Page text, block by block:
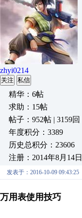
zhyi0214
关注 私信
精华：6帖
求助：15帖
帖子：952帖 | 3159回
年度积分：3389
历史总积分：23606
注册：2014年8月14日
发表于：2016-10-09 09:43:25
万用表使用技巧